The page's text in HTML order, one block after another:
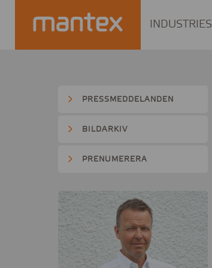
INDUSTRIES
PRESSMEDDELANDEN
BILDARKIV
PRENUMERERA